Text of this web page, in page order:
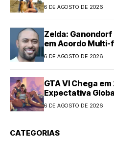
6 DE AGOSTO DE 2026
Zelda:
em Acordo Multi-
6 DE AGOSTO DE 2026
GTA VI Chega
Expectativa
6 DE AGOSTO DE 2026
CATEGORIAS